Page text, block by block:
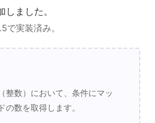
ました。
で実装済み。
整数）において、条件にマッ
の数を取得します。